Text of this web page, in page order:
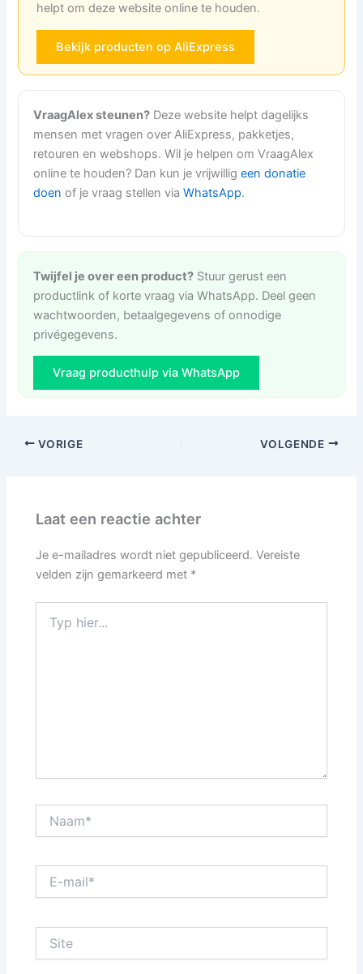
helpt om deze website online te houden.
Bekijk producten op AliExpress
VraagAlex steunen? Deze website helpt dagelijks
mensen met vragen over AliExpress, pakketjes,
retouren en webshops. Wil je helpen om VraagAlex
online te houden? Dan kun je vrijwilligeen donatie
doen of je vraag stellen viaWhatsApp.
Twijfel je over een product? Stuur gerust een
productlink of korte vraag via WhatsApp. Deel geen
wachtwoorden, betaalgegevens of onnodige
privégegevens.
Vraag producthulp via WhatsApp
VORIGE VOLGENDE
Laat een reactie achter
Je e-mailadres wordt niet gepubliceerd. Vereiste
velden zijn gemarkeerd met *
hier...
mail*